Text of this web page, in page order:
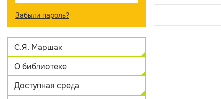
Забыли пароль?
С.Я. Маршак
О библиотеке
Доступная среда